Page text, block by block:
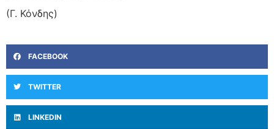
(Γ. Κόνδης)
FACEBOOK
TWITTER
LINKEDIN